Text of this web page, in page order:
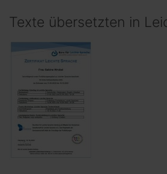
Texte übersetzten in